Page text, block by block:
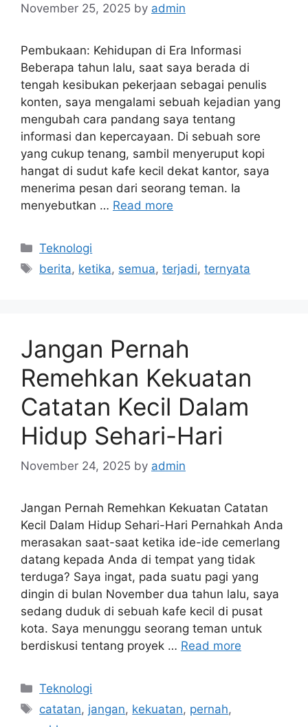
November 25, 2025 by admin
Pembukaan: Kehidupan di Era Informasi
Beberapa tahun lalu, saat saya berada di
tengah kesibukan pekerjaan sebagai penulis
konten, saya mengalami sebuah kejadian yang
mengubah cara pandang saya tentang
informasi dan kepercayaan. Di sebuah sore
yang cukup tenang, sambil menyeruput kopi
hangat di sudut kafe kecil dekat kantor, saya
menerima pesan dari seorang teman. Ia
menyebutkan … Read more
Categories
Teknologi
Tags
berita, ketika, semua,terjadi,ternyata
Jangan Pernah
Remehkan Kekuatan
Catatan Kecil Dalam
Hidup Sehari-Hari
November 24, 2025 by admin
Jangan Pernah Remehkan Kekuatan Catatan
Kecil Dalam Hidup Sehari-Hari Pernahkah Anda
merasakan saat-saat ketika ide-ide cemerlang
datang kepada Anda di tempat yang tidak
terduga? Saya ingat, pada suatu pagi yang
dingin di bulan November dua tahun lalu, saya
sedang duduk di sebuah kafe kecil di pusat
kota. Saya menunggu seorang teman untuk
berdiskusi tentang proyek … Read more
Categories
Teknologi
Tags
catatan, jangan, kekuatan, pernah,